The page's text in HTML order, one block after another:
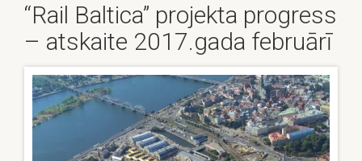
“Rail Baltica” projekta progress
– atskaite 2017.gada februārī